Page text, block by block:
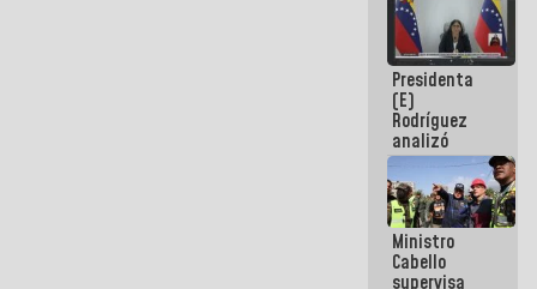
rehabilitación
y
modernización
de la vía
férrea
Presidenta
(E)
Rodríguez
analizó
junto a
gobernadores
planes de
recuperación
del Sistema
Eléctrico
Ministro
Cabello
supervisa